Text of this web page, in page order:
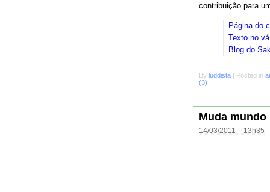
contribuição para
Página do
Texto no
Blog do
By luddista Posted in
(3)
Muda mundo
14/03/2011 – 13h35